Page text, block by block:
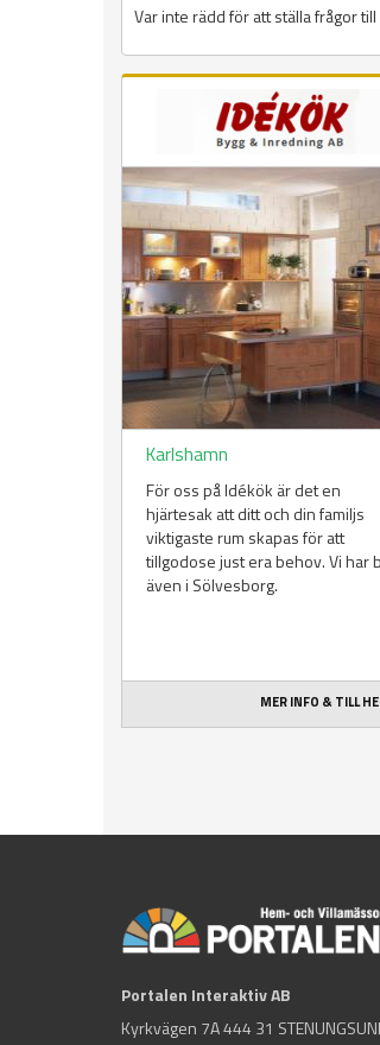
Var inte rädd för att ställa frågor
Karlshamn
För oss på Idékök är det en
hjärtesak att ditt och din familjs
viktigaste rum skapas för att
tillgodose just era behov. Vi har
även i Sölvesborg.
MER INFO & TILL
Portalen Interaktiv AB
Kyrkvägen 7A 444 31